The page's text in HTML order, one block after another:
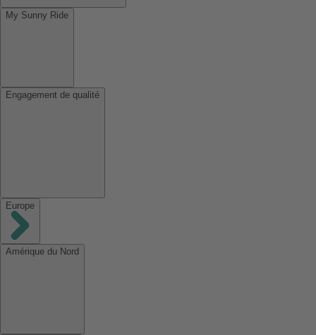
My Sunny Ride
Engagement de qualité
Europe
Amérique du Nord